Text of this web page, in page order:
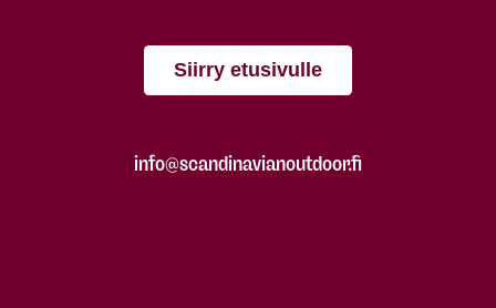
Siirry etusivulle
info@scandinavianoutdoor.fi